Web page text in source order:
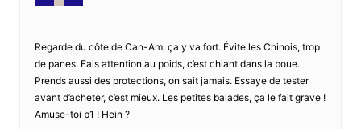
Regarde du côte de Can-Am, ça y va fort. Évite les Chinois, trop
de panes. Fais attention au poids, c’est chiant dans la boue.
Prends aussi des protections, on sait jamais. Essaye de tester
avant d’acheter, c’est mieux. Les petites balades, ça le fait grave !
Amuse-toi b1 ! Hein ?